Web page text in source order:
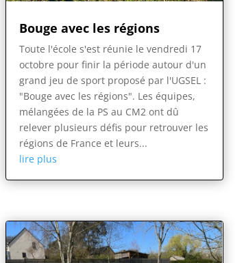
Bouge avec les régions
Toute l'école s'est réunie le vendredi 17
octobre pour finir la période autour d'un
grand jeu de sport proposé par l'UGSEL :
"Bouge avec les régions". Les équipes,
mélangées de la PS au CM2 ont dû
relever plusieurs défis pour retrouver les
régions de France et leurs...
lire plus